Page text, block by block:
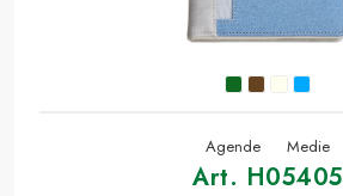
Agende Medie
Art. H05405